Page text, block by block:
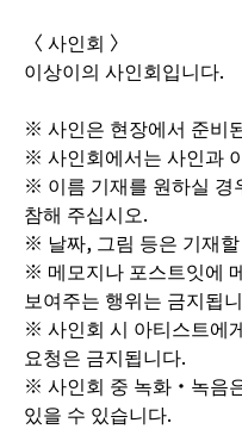
〈 사인회 〉
이상이의 사인회입니다.
※ 사인은 현장에서 준비
※ 사인회에서는 사인과
※ 이름 기재를 원하실 경
참해 주십시오.
※ 날짜, 그림 등은 기재
※ 메모지나 포스트잇에
보여주는 행위는 금지됩
※ 사인회 시 아티스트에
요청은 금지됩니다.
※ 사인회 중 녹화・녹음
있을 수 있습니다.